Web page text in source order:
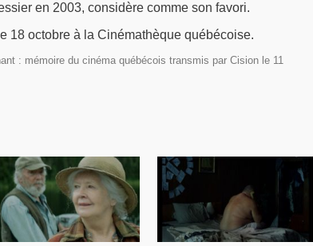
en 2003, considère comme son favori.
18 octobre à la Cinémathèque québécoise.
: mémoire du cinéma québécois transmis par Cision le 11